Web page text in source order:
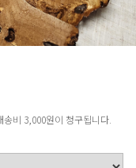
비 3,000원이 청구됩니다.